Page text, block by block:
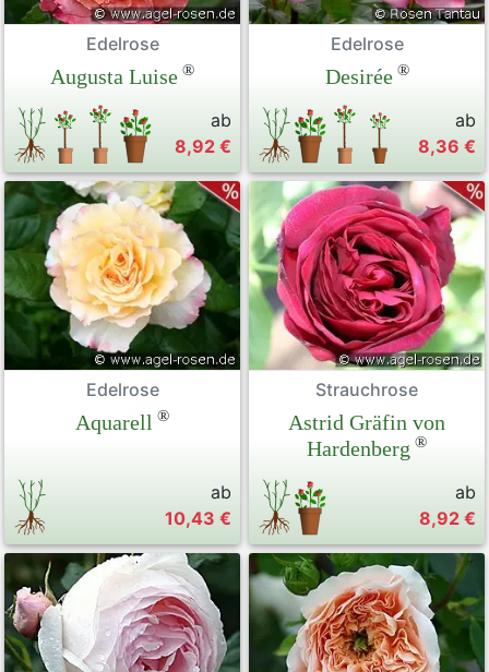
Edelrose
Augusta Luise ®
ab
8,92 €
Edelrose
Desirée ®
ab
8,36 €
Edelrose
Aquarell ®
ab
10,43 €
Strauchrose
Astrid Gräfin von
Hardenberg ®
ab
8,92 €